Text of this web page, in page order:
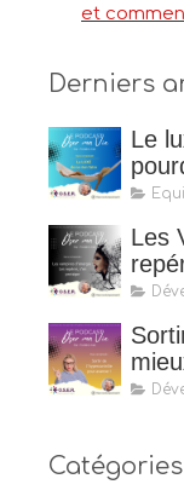
et
Derniers
Le
Les
Catégories